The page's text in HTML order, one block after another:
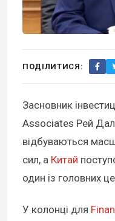
ПОДІЛИТИСЯ:
Засновник
Associates Рей
відбуваються
сил, а Китай
один із головних
У колонці для